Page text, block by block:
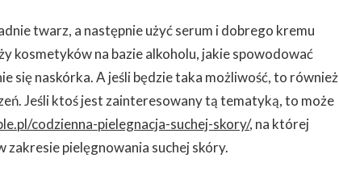
twarz, a następnie użyć serum i dobrego kremu
kosmetyków na bazie alkoholu, jakie spowodować
się naskórka. A jeśli będzie taka możliwość, to również
Jeśli ktoś jest zainteresowany tą tematyką, to może
codzienna-pielegnacja-suchej-skory/, na której
pielęgnowania suchej skóry.